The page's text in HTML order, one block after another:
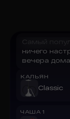
Всё просто!
Самый
ничего
вечера дома.
КАЛЬЯН
Classic
ЧАША 1